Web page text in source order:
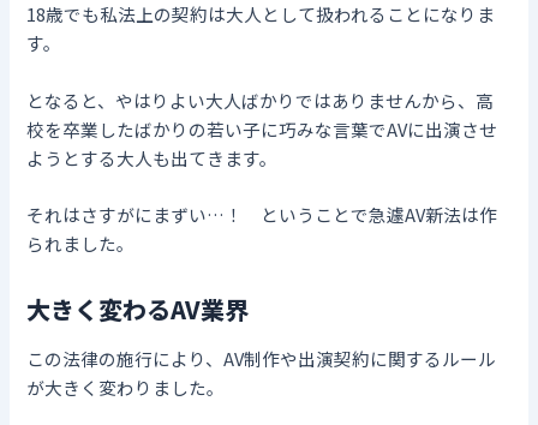
18歳でも私法上の契約は大人として扱われることになりま
す。
となると、やはりよい大人ばかりではありませんから、高
校を卒業したばかりの若い子に巧みな言葉でAVに出演させ
ようとする大人も出てきます。
それはさすがにまずい…！ ということで急遽AV新法は作
られました。
大きく変わるAV業界
この法律の施行により、AV制作や出演契約に関するルール
が大きく変わりました。